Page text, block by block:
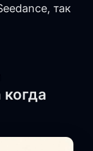
так